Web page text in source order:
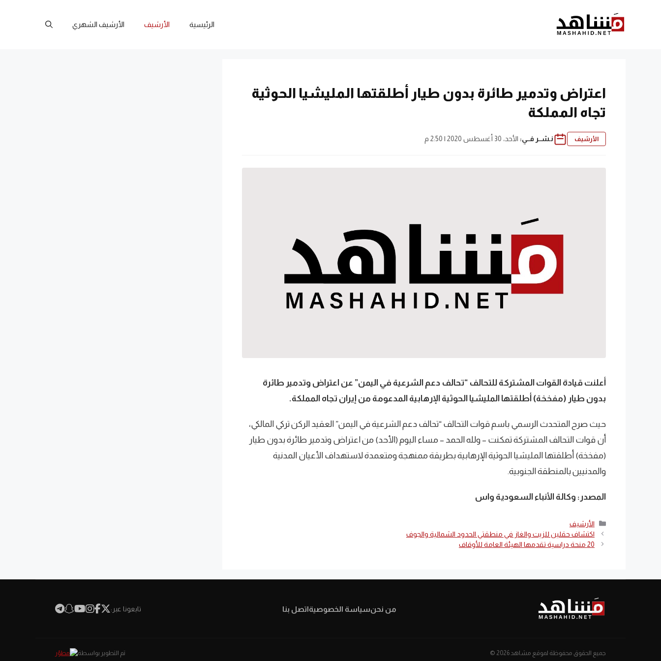
الرئيسية الأرشيف الأرشيف الشهري
اعتراض وتدمير طائرة بدون طيار أطلقتها المليشيا الحوثية
تجاه المملكة
الأرشيف نـشــر فــي: الأحد، 30 أغسطس 2020 | 2:50 م
أعلنت قيادة القوات المشتركة للتحالف “تحالف دعم الشرعية في اليمن” عن اعتراض وتدمير طائرة
بدون طيار (مفخخة) أطلقتها المليشيا الحوثية الإرهابية المدعومة من إيران تجاه المملكة.
حيث صرح المتحدث الرسمي باسم قوات التحالف “تحالف دعم الشرعية في اليمن” العقيد الركن تركي المالكي،
أن قوات التحالف المشتركة تمكنت – ولله الحمد – مساء اليوم (الأحد) من اعتراض وتدمير طائرة بدون طيار
(مفخخة) أطلقتها المليشيا الحوثية الإرهابية بطريقة ممنهجة ومتعمدة لاستهداف الأعيان المدنية
والمدنيين بالمنطقة الجنوبية.
المصدر: وكالة الأنباء السعودية واس
التصنيفات
الأرشيف
اكتشاف حقلين للزيت والغاز في منطقتي الحدود الشمالية والجوف
20 منحة دراسية تقدمها الهيئة العامة للأوقاف
من نحنسياسة الخصوصيةاتصل بنا تابعونا عبر:
جميع الحقوق محفوظة لموقع مشاهد 2026 © تم التطوير بواسطة